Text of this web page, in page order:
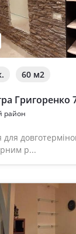
60 м2
Григоренко
район
для
р...